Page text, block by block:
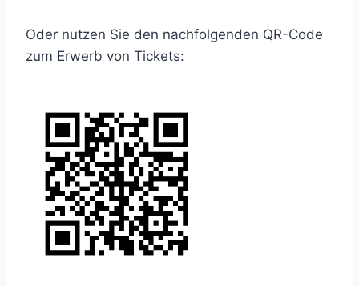
Oder nutzen Sie den nachfolgenden QR-Code
zum Erwerb von Tickets: